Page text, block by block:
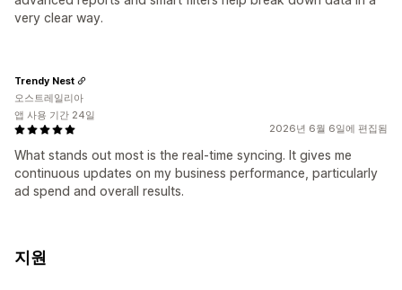
very clear way.
2026년 6월 6일에 편집됨
What stands out most is the real-time syncing. It gives me
continuous updates on my business performance, particularly
ad spend and overall results.
Trendy Nest
오스트레일리아
앱 사용 기간 24일
지원